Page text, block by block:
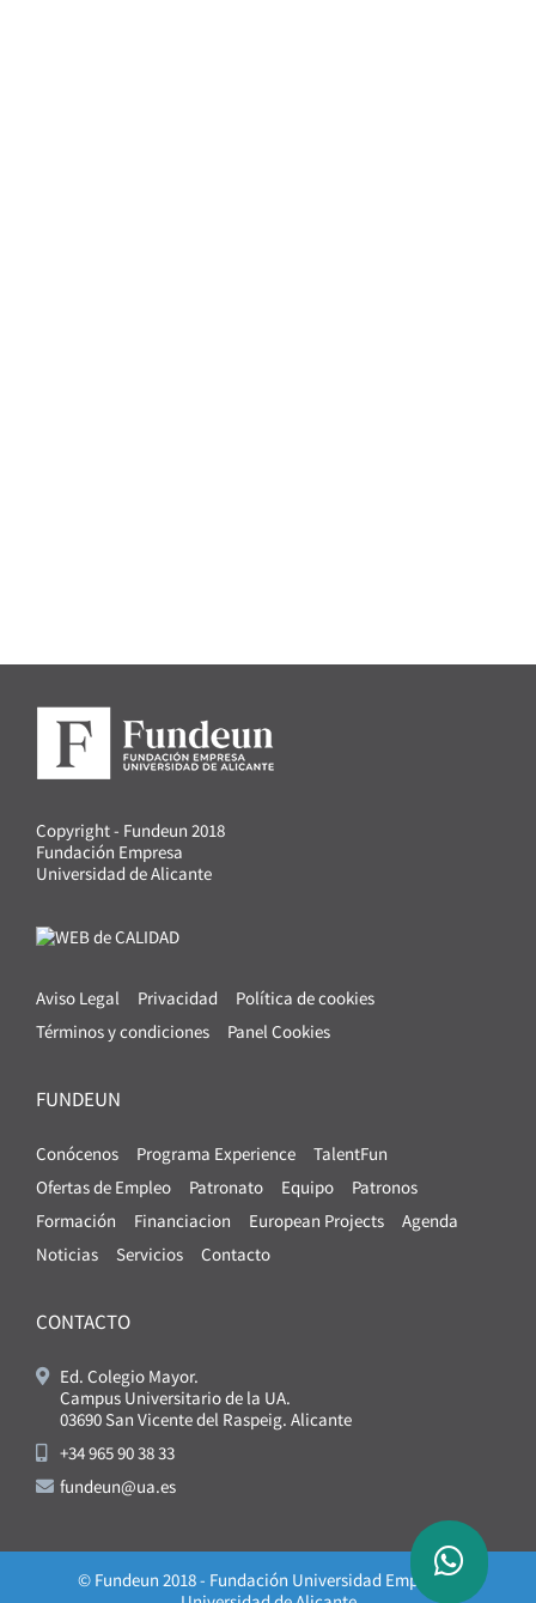
Copyright - Fundeun 2018
Fundación Empresa
Universidad de Alicante
Aviso Legal Privacidad
Política de cookies
Términos y condiciones
Panel Cookies
FUNDEUN
Conócenos Programa Experience
TalentFun
Ofertas de Empleo
Patronato Equipo
Patronos
Formación
Financiacion European Projects
Agenda
Noticias
Servicios Contacto
CONTACTO
Ed. Colegio Mayor.
Campus Universitario de la UA.
03690 San Vicente del Raspeig. Alicante
+34 965 90 38 33
fundeun@ua.es
© Fundeun 2018 - Fundación Universidad Empresa -